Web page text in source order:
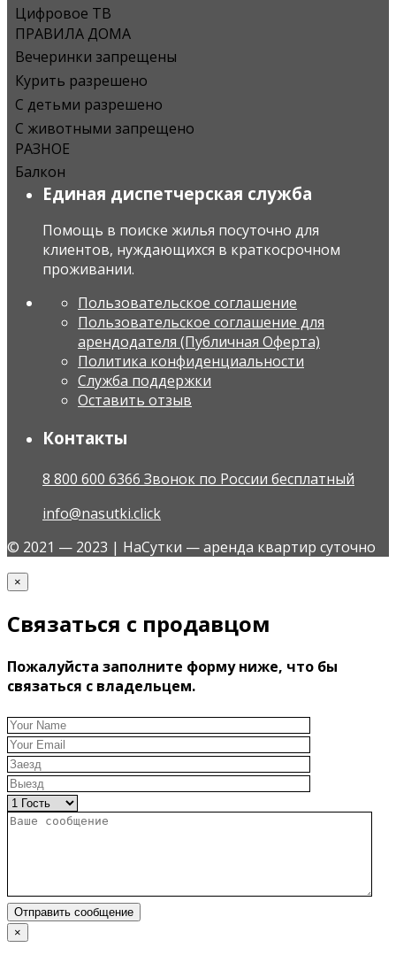
Цифровое ТВ
ПРАВИЛА ДОМА
Вечеринки запрещены
Курить разрешено
С детьми разрешено
С животными запрещено
РАЗНОЕ
Балкон
Единая диспетчерская служба
Помощь в поиске жилья посуточно для
клиентов, нуждающихся в краткосрочном
проживании.
Пользовательское соглашение
Пользовательское соглашение для
арендодателя (Публичная Оферта)
Политика конфиденциальности
Служба поддержки
Оставить отзыв
Контакты
8 800 600 6366 Звонок по России бесплатный
info@nasutki.click
© 2021 — 2023 | НаСутки — аренда квартир суточно
×
Связаться с продавцом
Пожалуйста заполните форму ниже, что бы
связаться с владельцем.
Отправить сообщение
×